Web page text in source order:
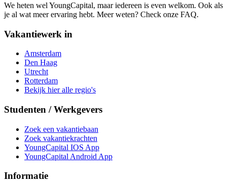
We heten wel YoungCapital, maar iedereen is even welkom. Ook als
je al wat meer ervaring hebt. Meer weten? Check onze FAQ.
Vakantiewerk in
Amsterdam
Den Haag
Utrecht
Rotterdam
Bekijk hier alle regio's
Studenten / Werkgevers
Zoek een vakantiebaan
Zoek vakantiekrachten
YoungCapital IOS App
YoungCapital Android App
Informatie